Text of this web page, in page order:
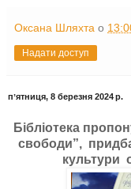
Оксана Шляхта о
Надати доступ
пʼятниця, 8 березня 2024 р.
Бібліотека
свободи”,
культури